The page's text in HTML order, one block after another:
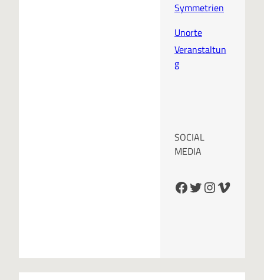
Symmetrien
Unorte
Veranstaltun
g
SOCIAL
MEDIA
Facebook Twitter InstagramVimeo